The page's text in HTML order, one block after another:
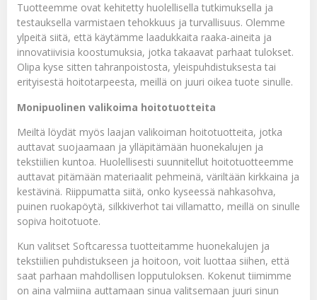
Tuotteemme ovat kehitetty huolellisella tutkimuksella ja
testauksella varmistaen tehokkuus ja turvallisuus. Olemme
ylpeitä siitä, että käytämme laadukkaita raaka-aineita ja
innovatiivisia koostumuksia, jotka takaavat parhaat tulokset.
Olipa kyse sitten tahranpoistosta, yleispuhdistuksesta tai
erityisestä hoitotarpeesta, meillä on juuri oikea tuote sinulle.
Monipuolinen valikoima hoitotuotteita
Meiltä löydät myös laajan valikoiman hoitotuotteita, jotka
auttavat suojaamaan ja ylläpitämään huonekalujen ja
tekstiilien kuntoa. Huolellisesti suunnitellut hoitotuotteemme
auttavat pitämään materiaalit pehmeinä, väriltään kirkkaina ja
kestävinä. Riippumatta siitä, onko kyseessä nahkasohva,
puinen ruokapöytä, silkkiverhot tai villamatto, meillä on sinulle
sopiva hoitotuote.
Kun valitset Softcaressa tuotteitamme huonekalujen ja
tekstiilien puhdistukseen ja hoitoon, voit luottaa siihen, että
saat parhaan mahdollisen lopputuloksen. Kokenut tiimimme
on aina valmiina auttamaan sinua valitsemaan juuri sinun